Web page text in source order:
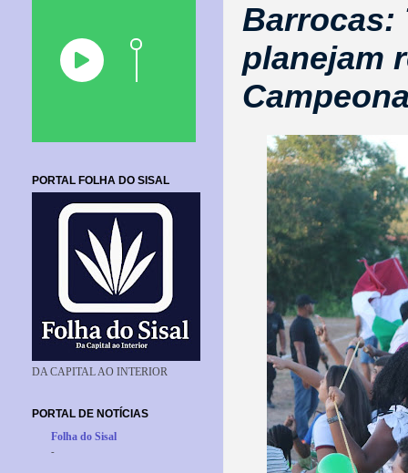
Barrocas:
planejam
PORTAL FOLHA DO SISAL
DA CAPITAL AO INTERIOR
PORTAL DE NOTÍCIAS
Folha do Sisal
-